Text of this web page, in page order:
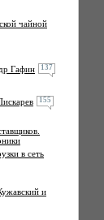
чайной
Гафин 137
155
в сеть
и